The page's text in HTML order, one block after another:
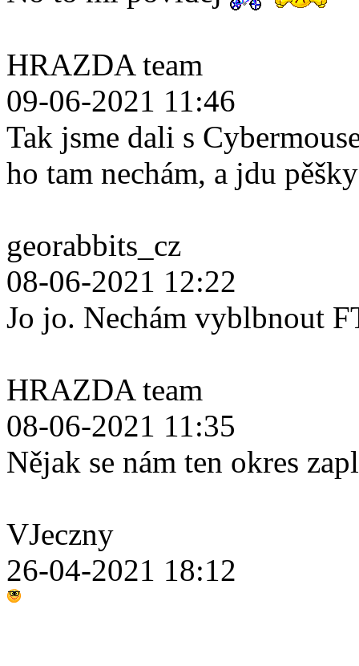
HRAZDA team
09-06-2021 11:46
Tak jsme dali s
ho tam nechám, a jdu
georabbits_cz
08-06-2021 12:22
Jo jo. Nechám vyblbnout
HRAZDA team
08-06-2021 11:35
Nějak se nám ten okres
VJeczny
26-04-2021 18:12